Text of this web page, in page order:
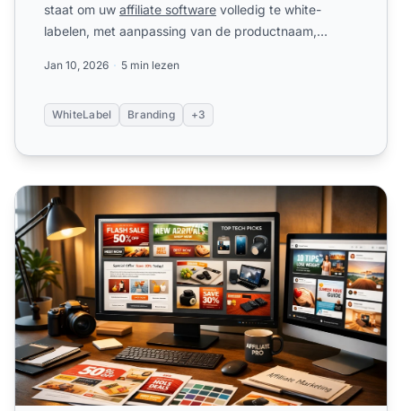
staat om uw affiliate software volledig te white-
labelen, met aanpassing van de productnaam,
Jan 10, 2026 5 min lezen
WhiteLabel Branding +3
Effectieve Promotiematerialen voor Affiliates: Complete